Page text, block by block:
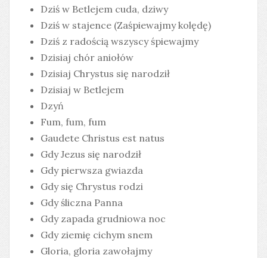
Dziś w Betlejem cuda, dziwy
Dziś w stajence (Zaśpiewajmy kolędę)
Dziś z radością wszyscy śpiewajmy
Dzisiaj chór aniołów
Dzisiaj Chrystus się narodził
Dzisiaj w Betlejem
Dzyń
Fum, fum, fum
Gaudete Christus est natus
Gdy Jezus się narodził
Gdy pierwsza gwiazda
Gdy się Chrystus rodzi
Gdy śliczna Panna
Gdy zapada grudniowa noc
Gdy ziemię cichym snem
Gloria, gloria zawołajmy